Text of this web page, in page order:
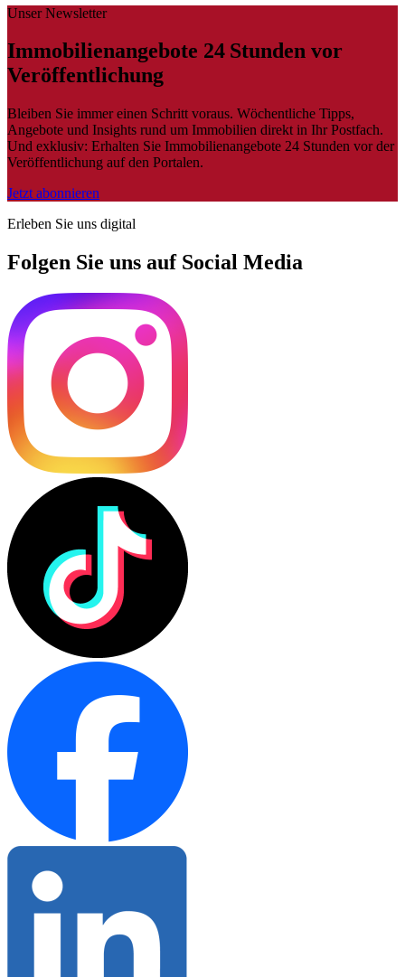
Unser Newsletter
Immobilienangebote 24 Stunden vor
Veröffentlichung
Bleiben Sie immer einen Schritt voraus. Wöchentliche Tipps,
Angebote und Insights rund um Immobilien direkt in Ihr Postfach.
Und exklusiv: Erhalten Sie Immobilienangebote 24 Stunden vor der
Veröffentlichung auf den Portalen.
Jetzt abonnieren
Erleben Sie uns digital
Folgen Sie uns auf Social Media